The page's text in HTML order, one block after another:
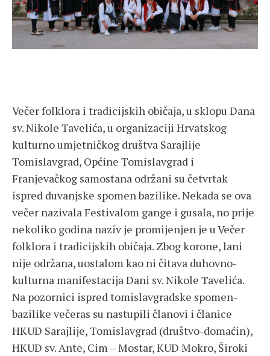
Večer folklora i tradicijskih običaja, u sklopu Dana
sv. Nikole Tavelića, u organizaciji Hrvatskog
kulturno umjetničkog društva Sarajlije
Tomislavgrad, Općine Tomislavgrad i
Franjevačkog samostana održani su četvrtak
ispred duvanjske spomen bazilike. Nekada se ova
večer nazivala Festivalom gange i gusala, no prije
nekoliko godina naziv je promijenjen je u Večer
folklora i tradicijskih običaja. Zbog korone, lani
nije održana, uostalom kao ni čitava duhovno-
kulturna manifestacija Dani sv. Nikole Tavelića.
Na pozornici ispred tomislavgradske spomen-
bazilike večeras su nastupili članovi i članice
HKUD Sarajlije, Tomislavgrad (društvo-domaćin),
HKUD sv. Ante, Cim – Mostar, KUD Mokro, Široki